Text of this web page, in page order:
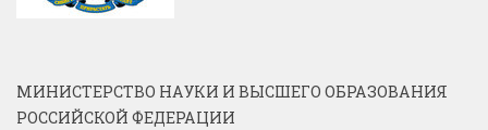
МИНИСТЕРСТВО НАУКИ И ВЫСШЕГО ОБРАЗОВАНИЯ
РОССИЙСКОЙ ФЕДЕРАЦИИ